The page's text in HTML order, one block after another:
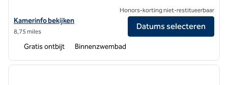
Bekijk hoteldetails voor Embassy Suites by Hilton Irvine Orange
Kamerinfo bekijken
8,75 miles
Honors-korting niet-restitueerbaar
Datums selecteren
Gratis ontbijt Binnenzwembad
1 van 12